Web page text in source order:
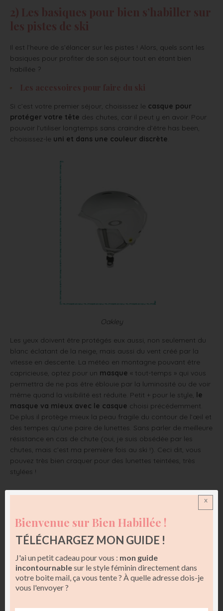
Il est l’heure de s’élancer sur les pistes ! Alors, quels sont les
basiques pour profiter de son séjour tout en étant bien
habillée ?
Si c’est votre premier séjour, choisissez le casque pour
protéger votre tête des chutes, car il peut y en avoir. Pour
pouvoir l’utiliser longtemps sans craindre d’être has been,
choisissez-le uni et dans une couleur discrète
Oakley
Les yeux doivent être protégés eux aussi, non seulement du
blanc éclatant de la neige, mais aussi du vent créé par la
vitesse en descente. La météo en montagne pouvant être
capricieuse, optez pour un masque « tout-temps » qui vous
permettra de ne pas être éblouie par la luminosité ou de voir
même quand la visibilité est réduite. Petit + pour le style, le
masque va mieux avec le casque choisi précédemment.
De plus il protège mieux la peau fragile du contour de l’œil et
des tempes qu’une paire de lunettes. Sans parler de meilleure
résistance en cas de chute (oui, je suis obsédée par les
chutes, mais c’est ma première fois au ski !). Ceci dit, vous
pouvez très bien craquer pour des lunettes teintées, très
stylées !
Bienvenue sur Bien Habillée !
TÉLÉCHARGEZ MON GUIDE !
J'ai un petit cadeau pour vous : mon guide
incontournablesur le style féminin directement dans
votre boite mail, ça vous tente ? À quelle adresse dois-je
vous l'envoyer ?
x